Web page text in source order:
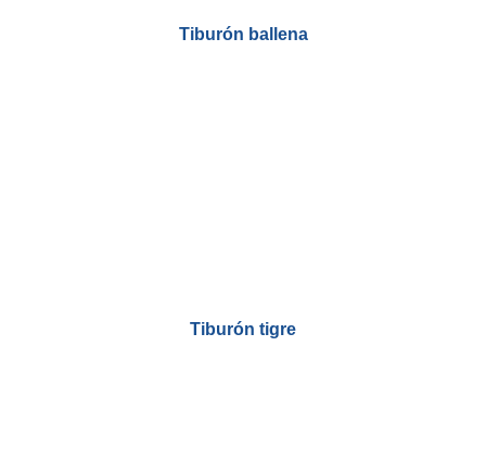
Tiburón ballena
Tiburón tigre